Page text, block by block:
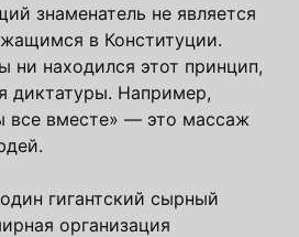
знаменатель не является
в Конституции.
ни находился этот принцип,
диктатуры. Например,
все вместе» — это массаж
гигантский сырный
организация